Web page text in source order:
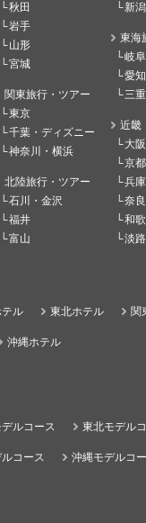
秋田
岩手
山形
宮城
関東旅行・ツアー
東京
千葉・ディズニー
神奈川・横浜
北陸旅行・ツアー
石川・金沢
福井
富山
新潟
東海
岐阜
愛知
三重
近畿
大阪
京都
兵
奈良
和
淡
ル 東北ホテル 関
沖縄ホテル
ルコース 東北モデル
コース 沖縄モデルコ